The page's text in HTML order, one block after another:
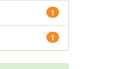
1
1